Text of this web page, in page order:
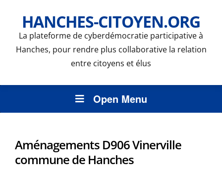
HANCHES-CITOYEN.ORG
La plateforme de cyberdémocratie participative à
Hanches, pour rendre plus collaborative la relation
entre citoyens et élus
Open Menu
Aménagements D906 Vinerville
commune de Hanches